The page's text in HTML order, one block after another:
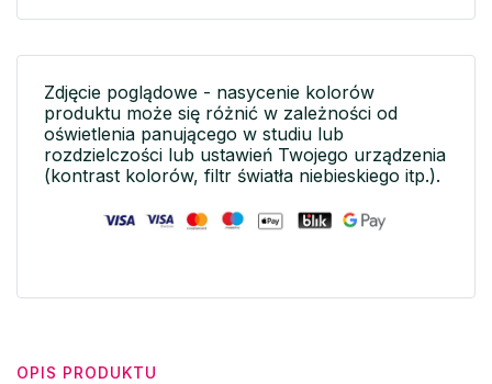
Zdjęcie poglądowe - nasycenie kolorów
produktu może się różnić w zależności od
oświetlenia panującego w studiu lub
rozdzielczości lub ustawień Twojego urządzenia
(kontrast kolorów, filtr światła niebieskiego itp.).
OPIS PRODUKTU